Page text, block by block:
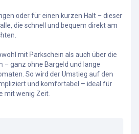
oder für einen kurzen Halt – dieser
die schnell und bequem direkt am
mit Parkschein als auch über die
– ganz ohne Bargeld und lange
So wird der Umstieg auf den
und komfortabel – ideal für
mit wenig Zeit.